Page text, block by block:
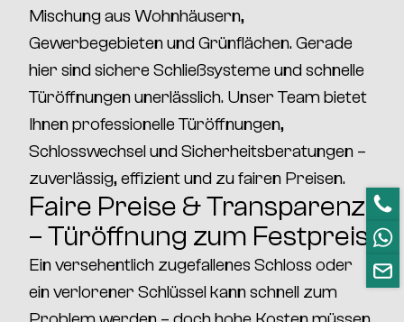
Mischung aus Wohnhäusern,
Gewerbegebieten und Grünflächen. Gerade
hier sindsichere Schließsysteme und schnelle
Türöffnungenunerlässlich. Unser Team bietet
Ihnenprofessionelle Türöffnungen,
Schlosswechsel und Sicherheitsberatungen –
zuverlässig, effizient und zu fairen Preisen.
Faire Preise & Transparenz
– Türöffnung zum Festpreis
Ein versehentlich zugefallenes Schloss oder
ein verlorener Schlüssel kann schnell zum